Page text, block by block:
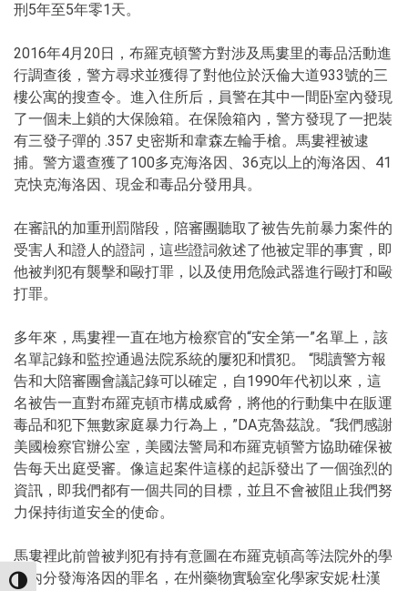
TOGGLE HIGH CONTRAST
刑5年至5年零1天。
2016年4月20日，布羅克頓警方對涉及馬婁里的毒品活動進
行調查後，警方尋求並獲得了對他位於沃倫大道933號的三
樓公寓的搜查令。進入住所后，員警在其中一間卧室內發現
了一個未上鎖的大保險箱。在保險箱內，警方發現了一把裝
有三發子彈的 .357 史密斯和韋森左輪手槍。馬婁裡被逮
捕。警方還查獲了100多克海洛因、36克以上的海洛因、41
克快克海洛因、現金和毒品分發用具。
在審訊的加重刑罰階段，陪審團聽取了被告先前暴力案件的
受害人和證人的證詞，這些證詞敘述了他被定罪的事實，即
他被判犯有襲擊和毆打罪，以及使用危險武器進行毆打和毆
打罪。
多年來，馬婁裡一直在地方檢察官的“安全第一”名單上，該
名單記錄和監控通過法院系統的屢犯和慣犯。 “閱讀警方報
告和大陪審團會議記錄可以確定，自1990年代初以來，這
名被告一直對布羅克頓市構成威脅，將他的行動集中在販運
毒品和犯下無數家庭暴力行為上，”DA克魯茲說。“我們感謝
美國檢察官辦公室，美國法警局和布羅克頓警方協助確保被
告每天出庭受審。像這起案件這樣的起訴發出了一個強烈的
資訊，即我們都有一個共同的目標，並且不會被阻止我們努
力保持街道安全的使命。
馬婁裡此前曾被判犯有持有意圖在布羅克頓高等法院外的學
區內分發海洛因的罪名，在州藥物實驗室化學家安妮·杜漢